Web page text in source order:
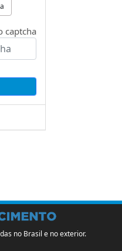
captcha
no Brasil e no exterior.